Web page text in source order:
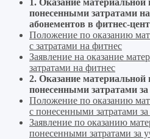
понесенными затратами
абонементов в фитнес-
Положение по оказанию
с затратами на фитнес
Заявление на оказание
затратами на фитнес
2. Оказание
понесенными затратами
Положение по оказанию
с понесенными затратами
Заявление по оказанию
понесенными затратами за